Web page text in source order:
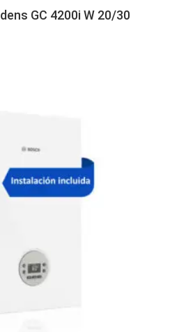
GC 4200i W 20/30